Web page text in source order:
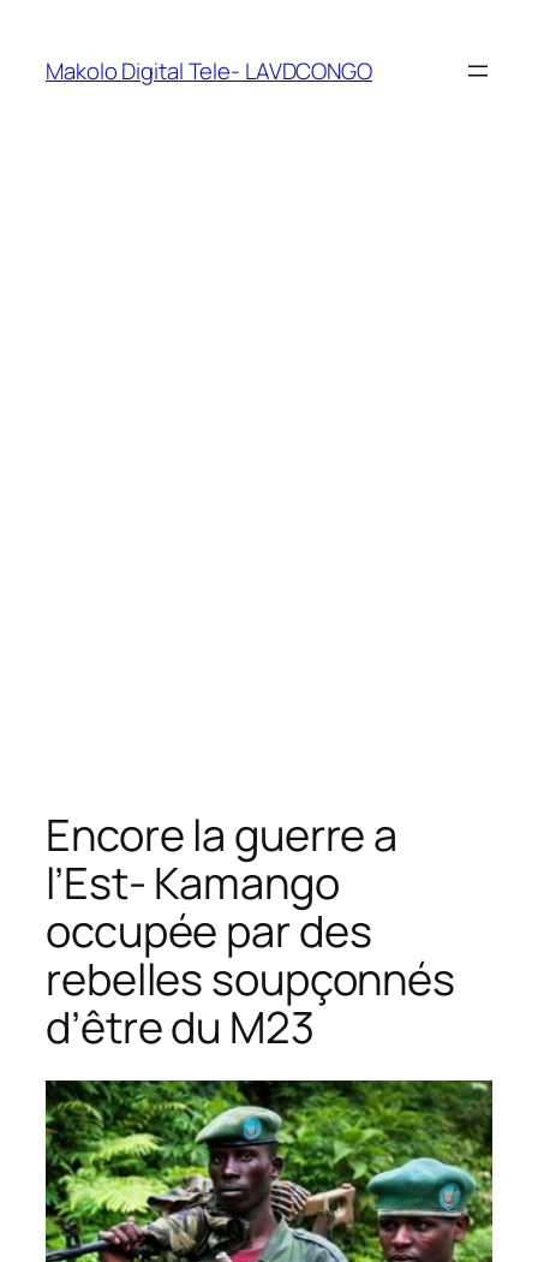
Makolo Digital Tele- LAVDCONGO
Encore la guerre a
l’Est- Kamango
occupée par des
rebelles soupçonnés
d’être du M23